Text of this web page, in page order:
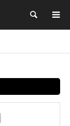
検索